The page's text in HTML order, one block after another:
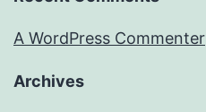
A WordPress Commenter
Archives